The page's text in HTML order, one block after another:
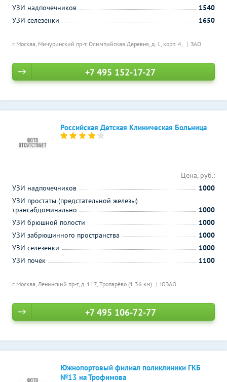
г. Москва, Мичуринский пр-т, Олимпийская Деревня, д. 1, корп. 4, ЗАО
УЗИ надпочечников
1540
УЗИ селезенки
1650
+7 495 152-17-27
Российская Детская Клиническая Больница
г. Москва, Ленинский пр-т, д. 117, Тропарёво (1.36 км) ЮЗАО
Цена, руб.:
УЗИ надпочечников
1000
УЗИ простаты (предстательной железы)
трансабдоминально
1000
УЗИ брюшной полости
1000
УЗИ забрюшинного пространства
1000
УЗИ селезенки
1000
УЗИ почек
1100
+7 495 106-72-77
Южнопортовый филиал поликлиники ГКБ
№13 на Трофимова